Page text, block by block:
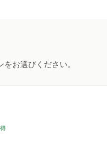
お選びください。